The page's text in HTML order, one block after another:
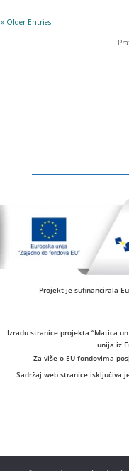
« Older Entries
Projekt je sufinancirala
Izradu stranice projekta “Matica
unija iz
Za više o EU fondovima
Sadržaj web stranice isključiva